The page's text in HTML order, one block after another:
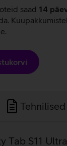
saad 14
Tab S11